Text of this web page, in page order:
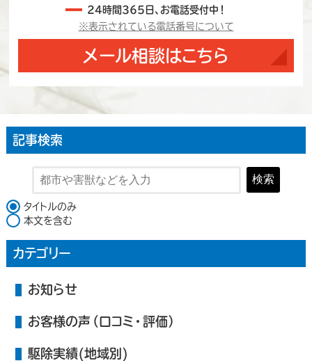
24時間365日、お電話受付中！
※表示されている電話番号について
メール相談はこちら
記事検索
検索
検索対象
タイトルのみ
本文を含む
カテゴリー
お知らせ
お客様の声（口コミ・評価）
駆除実績(地域別)